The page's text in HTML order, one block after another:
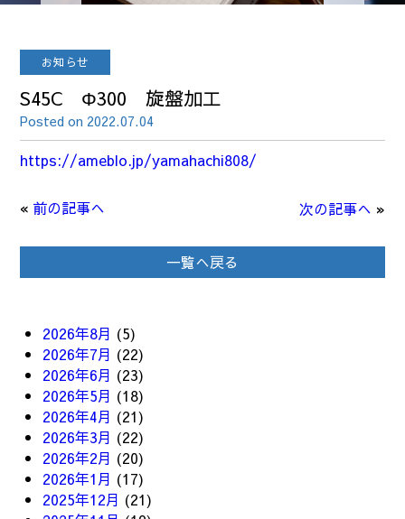
お知らせ
S45C Φ300 旋盤加工
Posted on 2022.07.04
https://ameblo.jp/yamahachi808/
« 前の記事へ 次の記事へ »
一覧へ戻る
2026年8月 (5)
2026年7月 (22)
2026年6月 (23)
2026年5月 (18)
2026年4月 (21)
2026年3月 (22)
2026年2月 (20)
2026年1月 (17)
2025年12月 (21)